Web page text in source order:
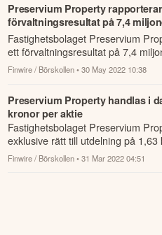
Preservium Property rapporterar
förvaltningsresultat på 7,4
första kvartalet
Fastighetsbolaget Preservium
ett förvaltningsresultat på 7,4
kvartalet 2022.
Finwire / Börskollen • 30 May 2022 10:38
Preservium Property handlas i
kronor per aktie
Fastighetsbolaget Preservium
exklusive rätt till utdelning på 1,63
Finwire / Börskollen • 31 Mar 2022 04:51